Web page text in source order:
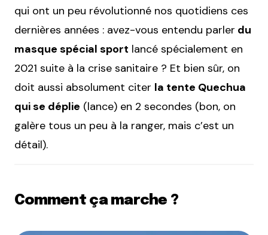
qui ont un peu révolutionné nos quotidiens ces
dernières années : avez-vous entendu parler du
masque spécial sport lancé spécialement en
2021 suite à la crise sanitaire ? Et bien sûr, on
doit aussi absolument citer la tente Quechua
qui se déplie (lance) en 2 secondes (bon, on
galère tous un peu à la ranger, mais c’est un
détail).
Comment ça marche ?